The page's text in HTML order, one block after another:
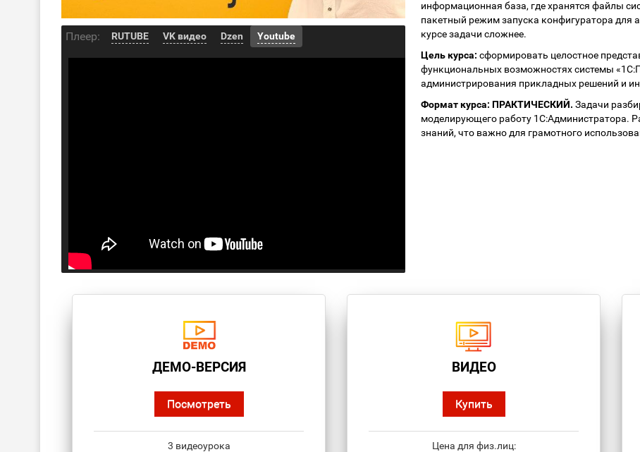
Плеер: RUTUBE VK видео Dzen Youtube
информационная база, где хранятся файлы
пакетный режим запуска конфигуратора для
курсе задачи сложнее.
Цель курса: сформировать целостное
функциональных возможностях системы
администрирования прикладных решений и
Формат курса: ПРАКТИЧЕСКИЙ. Задачи
моделирующего работу 1С:Администратора.
знаний, что важно для грамотного
ДЕМО-ВЕРСИЯ
Посмотреть
3 видеоурока
ВИДЕО
Купить
Цена для физ.лиц: